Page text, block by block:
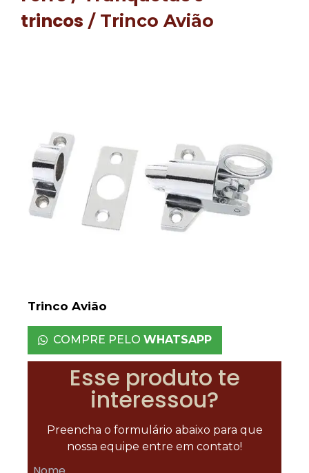
trincos / Trinco Avião
Trinco Avião
COMPRE PELO WHATSAPP
Esse produto te
interessou?
Preencha o formulário abaixo para que
nossa equipe entre em contato!